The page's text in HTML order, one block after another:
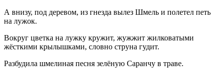
А внизу, под деревом, из гнезда вылез Шмель и полетел петь
на лужок.
Вокруг цветка на лужку кружит, жужжит жилковатыми
жёсткими крылышками, словно струна гудит.
Разбудила шмелиная песня зелёную Саранчу в траве.